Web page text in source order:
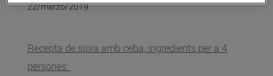
22/marzo/2019
Recepta de sípia amb ceba, ingredients per a 4
persones: